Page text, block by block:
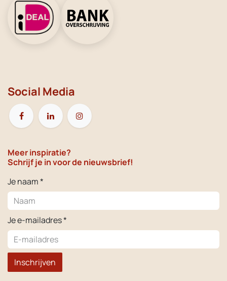
Social Media
Meer inspiratie?
Schrijf je in voor de nieuwsbrief!
Je naam *
Je e-mailadres *
Inschrijven